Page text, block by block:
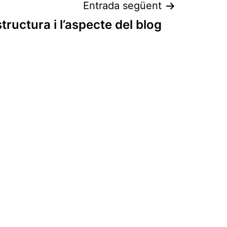
Entrada següent
i l’aspecte del blog